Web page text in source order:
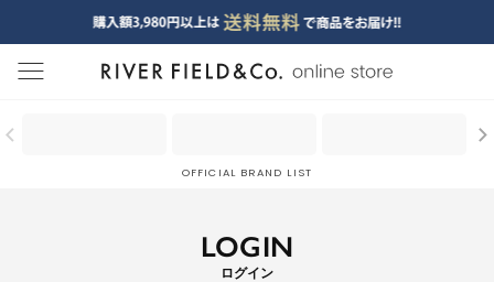
menu
OFFICIAL BRAND LIST
LOGIN
ログイン